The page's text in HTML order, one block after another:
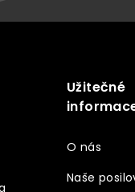
Užitečné
O nás
Naše